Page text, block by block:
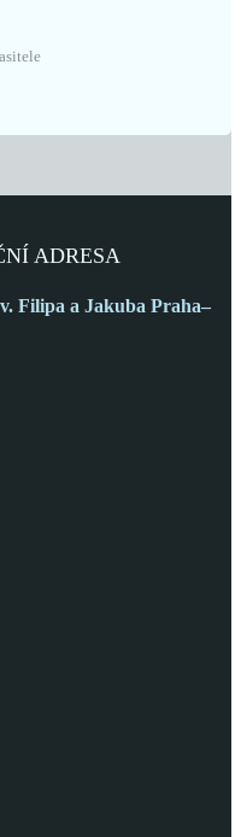
ADRESA
Filipa a Jakuba Praha–